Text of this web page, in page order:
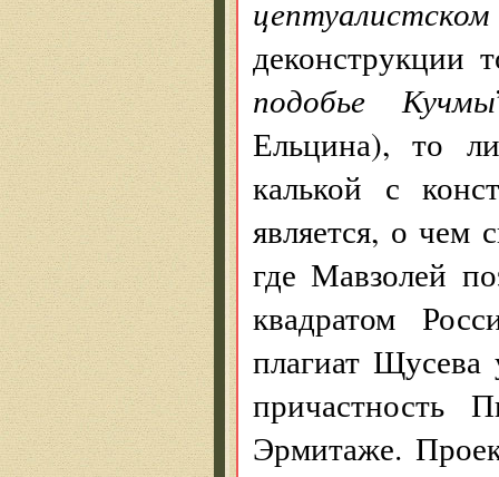
цептуалистском
деконструкции
подобье Кучмы
Ельцина), то
калькой с
является, о чем
где Мавзолей
квадратом
плагиат
причастность
Эрмитаже.